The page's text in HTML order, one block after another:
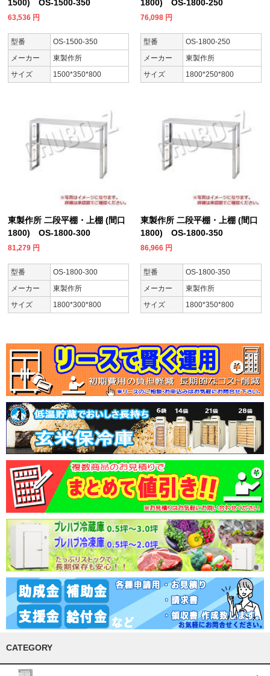
1500) OS-1500-350
63,536 円
型番
OS-1500-350
メーカー
東製作所
サイズ
1500*350*800
1800) OS-1800-250
76,098 円
型番
OS-1800-250
メーカー
東製作所
サイズ
1800*250*800
東製作所 二段平棚・上棚 (間口
1800) OS-1800-300
81,279 円
型番
OS-1800-300
メーカー
東製作所
サイズ
1800*300*800
東製作所 二段平棚・上棚 (間口
1800) OS-1800-350
86,966 円
型番
OS-1800-350
メーカー
東製作所
サイズ
1800*350*800
CATEGORY